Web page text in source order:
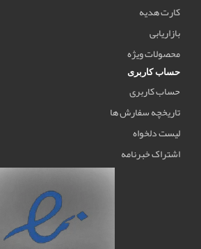
کارت هدیه
بازاریابی
محصولات ویژه
حساب کاربری
حساب کاربری
تاریخچه سفارش ها
لیست دلخواه
اشتراک خبرنامه